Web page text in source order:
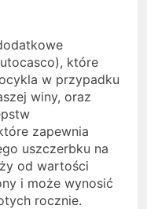
które
w przypadku
winy, oraz
zapewnia
uszczerbku na
od wartości
i może wynosić
rocznie.